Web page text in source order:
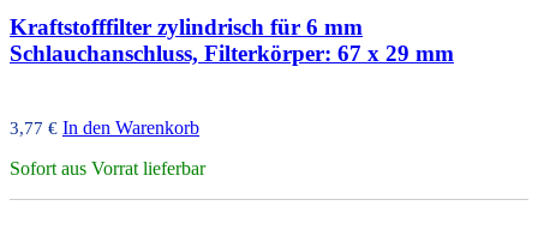
Kraftstofffilter zylindrisch für 6 mm
Schlauchanschluss, Filterkörper: 67 x 29 mm
3,77 € In den Warenkorb
Sofort aus Vorrat lieferbar